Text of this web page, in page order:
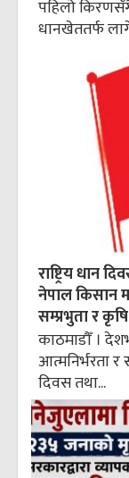
पहिलो
धानखेततर्फ
राष्ट्रिय धान
नेपाल किसान
सम्प्रभुता र
काठमाडौँ ।
आत्मनिर्भरता र
दिवस तथा...